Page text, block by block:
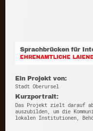
Sprachbrücken für
EHRENAMTLICHE
Ein Projekt von:
Stadt Oberursel
Kurzportrait:
Das Projekt zielt darauf
auszubilden, um die
lokalen Institutionen,